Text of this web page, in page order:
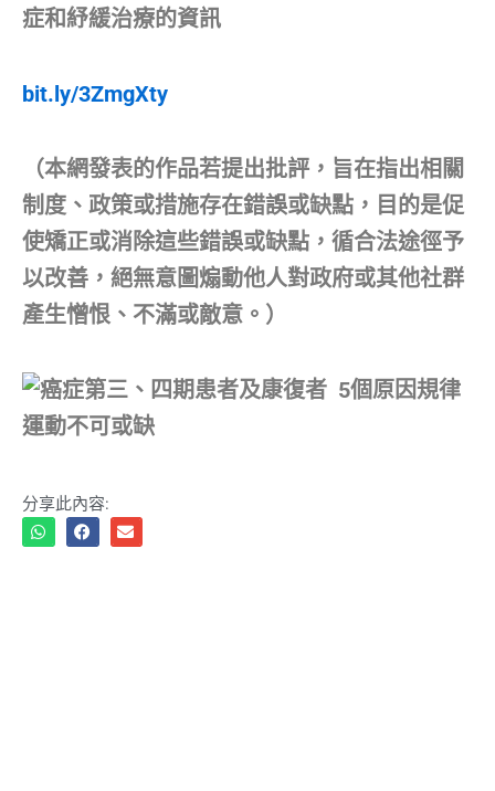
症和紓緩治療的資訊
bit.ly/3ZmgXty
（本網發表的作品若提出批評，旨在指出相關
制度、政策或措施存在錯誤或缺點，目的是促
使矯正或消除這些錯誤或缺點，循合法途徑予
以改善，絕無意圖煽動他人對政府或其他社群
產生憎恨、不滿或敵意。）
分享此內容: